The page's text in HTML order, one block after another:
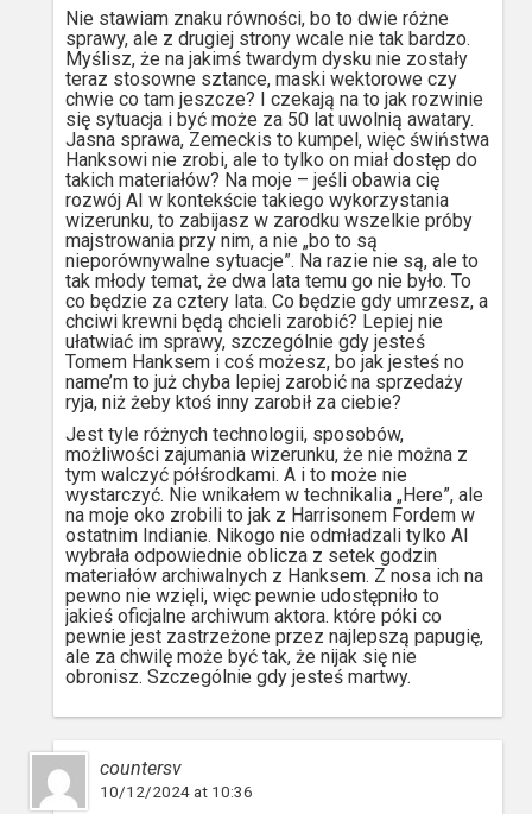
Nie stawiam znaku równości, bo to dwie różne
sprawy, ale z drugiej strony wcale nie tak bardzo.
Myślisz, że na jakimś twardym dysku nie zostały
teraz stosowne sztance, maski wektorowe czy
chwie co tam jeszcze? I czekają na to jak rozwinie
się sytuacja i być może za 50 lat uwolnią awatary.
Jasna sprawa, Zemeckis to kumpel, więc świństwa
Hanksowi nie zrobi, ale to tylko on miał dostęp do
takich materiałów? Na moje – jeśli obawia cię
rozwój AI w kontekście takiego wykorzystania
wizerunku, to zabijasz w zarodku wszelkie próby
majstrowania przy nim, a nie „bo to są
nieporównywalne sytuacje”. Na razie nie są, ale to
tak młody temat, że dwa lata temu go nie było. To
co będzie za cztery lata. Co będzie gdy umrzesz, a
chciwi krewni będą chcieli zarobić? Lepiej nie
ułatwiać im sprawy, szczególnie gdy jesteś
Tomem Hanksem i coś możesz, bo jak jesteś no
name’m to już chyba lepiej zarobić na sprzedaży
ryja, niż żeby ktoś inny zarobił za ciebie?
Jest tyle różnych technologii, sposobów,
możliwości zajumania wizerunku, że nie można z
tym walczyć półśrodkami. A i to może nie
wystarczyć. Nie wnikałem w technikalia „Here”, ale
na moje oko zrobili to jak z Harrisonem Fordem w
ostatnim Indianie. Nikogo nie odmładzali tylko AI
wybrała odpowiednie oblicza z setek godzin
materiałów archiwalnych z Hanksem. Z nosa ich na
pewno nie wzięli, więc pewnie udostępniło to
jakieś oficjalne archiwum aktora. które póki co
pewnie jest zastrzeżone przez najlepszą papugię,
ale za chwilę może być tak, że nijak się nie
obronisz. Szczególnie gdy jesteś martwy.
countersv
10/12/2024 at 10:36